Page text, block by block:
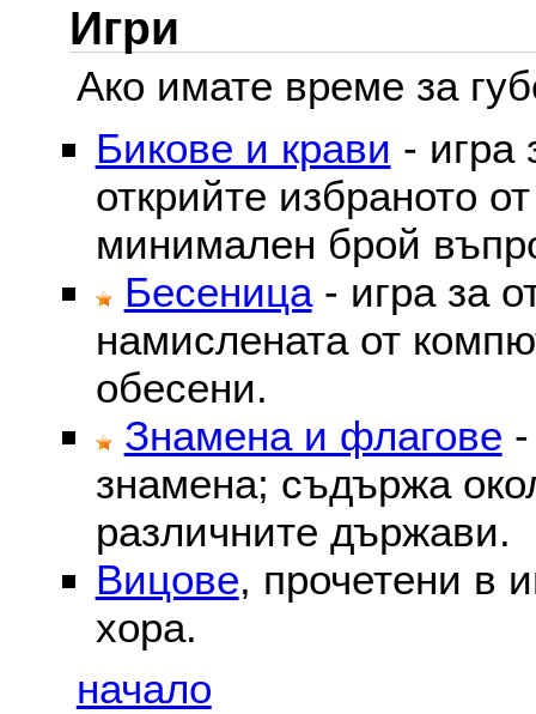
Игри
Ако имате време за
Бикове и крави - игра
открийте избраното
минимален брой
Бесеница- игра за
намислената от
обесени.
Знамена и флагове
знамена; съдържа
различните държави.
Вицове, прочетени в
хора.
начало